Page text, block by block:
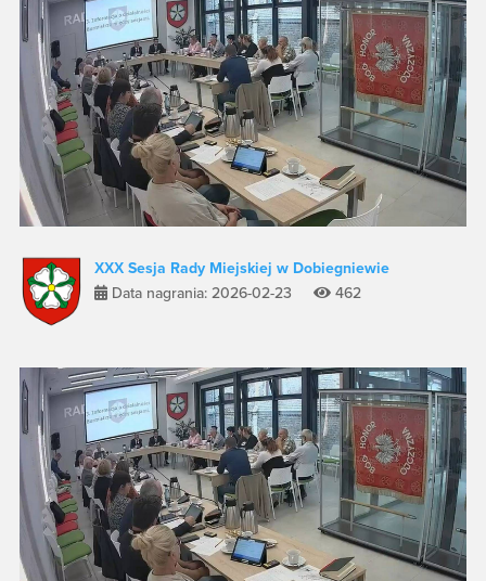
XXX Sesja Rady Miejskiej w Dobiegniewie
Data nagrania: 2026-02-23
462